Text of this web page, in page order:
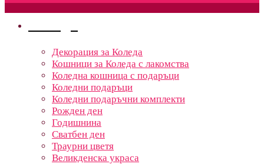
Декорация за Коледа
Кошници за Коледа с лакомства
Коледна кошница с подаръци
Коледни подаръци
Коледни подаръчни комплекти
Рожден ден
Годишнина
Сватбен ден
Траурни цветя
Великденска украса